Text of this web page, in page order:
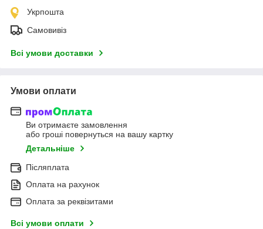
Укрпошта
Самовивіз
Всі умови доставки
Умови оплати
Ви отримаєте замовлення
або гроші повернуться на вашу картку
Детальніше
Післяплата
Оплата на рахунок
Оплата за реквізитами
Всі умови оплати